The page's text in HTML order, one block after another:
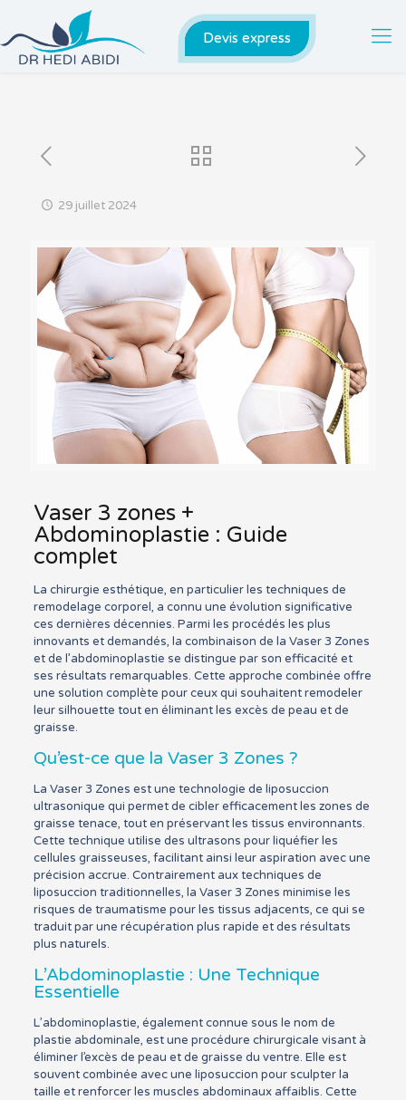
Devis express
29 juillet 2024
Vaser 3 zones +
Abdominoplastie : Guide
complet
La chirurgie esthétique, en particulier les techniques de
remodelage corporel, a connu une évolution significative
ces dernières décennies. Parmi les procédés les plus
innovants et demandés, la combinaison de la Vaser 3 Zones
et de l’abdominoplastie se distingue par son efficacité et
ses résultats remarquables. Cette approche combinée offre
une solution complète pour ceux qui souhaitent remodeler
leur silhouette tout en éliminant les excès de peau et de
graisse.
Qu’est-ce que la Vaser 3 Zones ?
La Vaser 3 Zones est une technologie de liposuccion
ultrasonique qui permet de cibler efficacement les zones de
graisse tenace, tout en préservant les tissus environnants.
Cette technique utilise des ultrasons pour liquéfier les
cellules graisseuses, facilitant ainsi leur aspiration avec une
précision accrue. Contrairement aux techniques de
liposuccion traditionnelles, la Vaser 3 Zones minimise les
risques de traumatisme pour les tissus adjacents, ce qui se
traduit par une récupération plus rapide et des résultats
plus naturels.
L’Abdominoplastie : Une Technique
Essentielle
L’abdominoplastie, également connue sous le nom de
plastie abdominale, est une procédure chirurgicale visant à
éliminer l’excès de peau et de graisse du ventre. Elle est
souvent combinée avec une liposuccion pour sculpter la
taille et renforcer les muscles abdominaux affaiblis. Cette